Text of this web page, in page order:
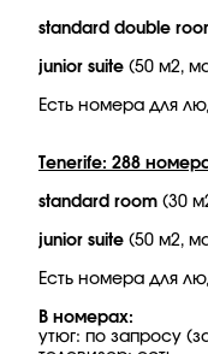
standard double
junior suite (50 м2,
Есть номера для
Tenerife: 288
standard room (30
junior suite (50 м2,
Есть номера для
В номерах:
утюг: по запросу